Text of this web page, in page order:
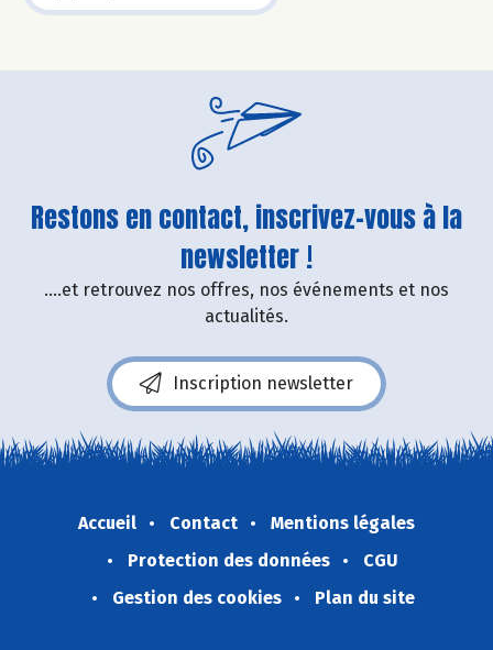
Restons en contact, inscrivez-vous à la
newsletter !
....et retrouvez nos offres, nos événements et nos
actualités.
Inscription newsletter
Accueil Contact
Mentions légales
Protection des données
CGU
Gestion des cookies
Plan du site